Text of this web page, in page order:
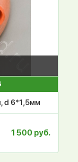
d 6*1,5мм
1 500 руб.